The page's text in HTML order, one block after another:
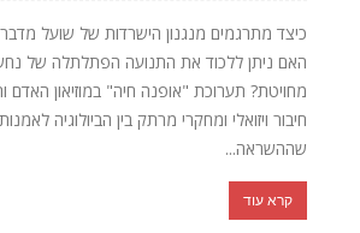
כיצד מתרגמים מנגנון הישרדות של שועל
האם ניתן ללכוד את התנועה הפתלתלה של
מחויטת? תערוכת "אופנה חיה" במוזיאון האדם
חיבור ויזואלי ומחקרי מרתק בין הביולוגיה
שההשראה...
קרא עוד